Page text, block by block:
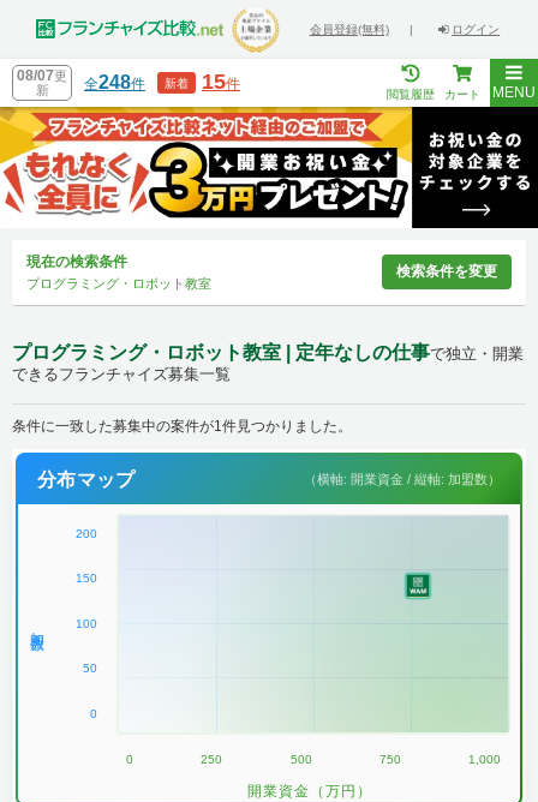
会員登録(無料) | ログイン
08/07更
新
全248件 新着 15件
閲覧履歴 カート MENU
現在の検索条件
プログラミング・ロボット教室
検索条件を変更
プログラミング・ロボット教室 | 定年なしの仕事で独立・開業
できるフランチャイズ募集一覧
条件に一致した募集中の案件が1件見つかりました。
分布マップ （横軸: 開業資金 / 縦軸: 加盟数）
200
150
100
50
0
0 250 500 750 1,000
開業資金（万円）